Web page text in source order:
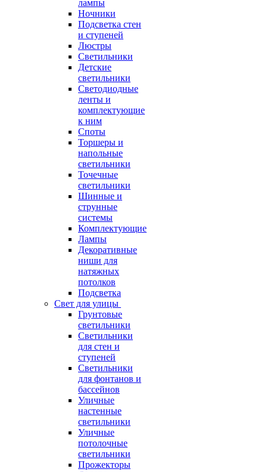
лампы
Ночники
Подсветка стен
и ступеней
Люстры
Светильники
Детские
светильники
Светодиодные
ленты и
комплектующие
к ним
Споты
Торшеры и
напольные
светильники
Точечные
светильники
Шинные и
струнные
системы
Комплектующие
Лампы
Декоративные
ниши для
натяжных
потолков
Подсветка
Свет для улицы
Грунтовые
светильники
Светильники
для стен и
ступеней
Светильники
для фонтанов и
бассейнов
Уличные
настенные
светильники
Уличные
потолочные
светильники
Прожекторы